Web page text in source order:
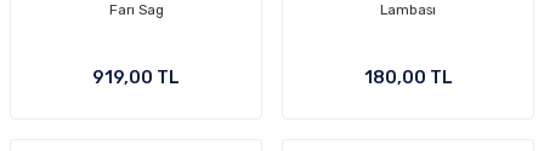
Farı Sag
919,00 TL
Lambası
180,00 TL